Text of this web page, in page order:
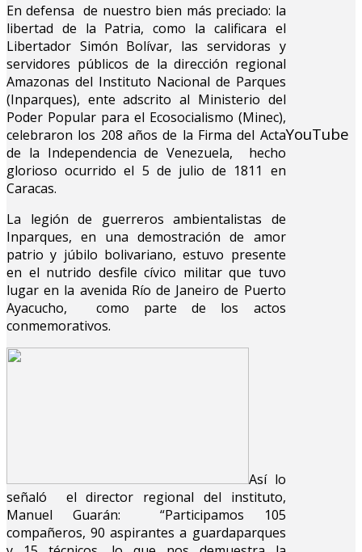
En defensa de nuestro bien más preciado: la
libertad de la Patria, como la calificara el
Libertador Simón Bolívar, las servidoras y
servidores públicos de la dirección regional
Amazonas del Instituto Nacional de Parques
(Inparques), ente adscrito al Ministerio del
Poder Popular para el Ecosocialismo (Minec),
celebraron los 208 años de la Firma del Acta
de la Independencia de Venezuela, hecho
glorioso ocurrido el 5 de julio de 1811 en
Caracas.
La legión de guerreros ambientalistas de
Inparques, en una demostración de amor
patrio y júbilo bolivariano, estuvo presente
en el nutrido desfile cívico militar que tuvo
lugar en la avenida Río de Janeiro de Puerto
Ayacucho, como parte de los actos
conmemorativos.
Así lo
señaló el director regional del instituto,
Manuel Guarán: “Participamos 105
compañeros, 90 aspirantes a guardaparques
YouTube